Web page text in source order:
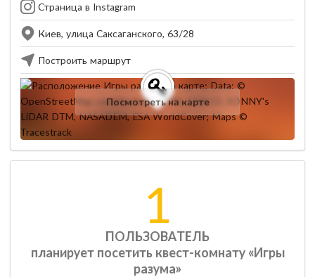
Страница в Instagram
Киев, улица Саксаганского, 63/28
Построить маршрут
Посмотреть на карте
1
ПОЛЬЗОВАТЕЛЬ
планирует посетить квест-комнату «Игры
разума»